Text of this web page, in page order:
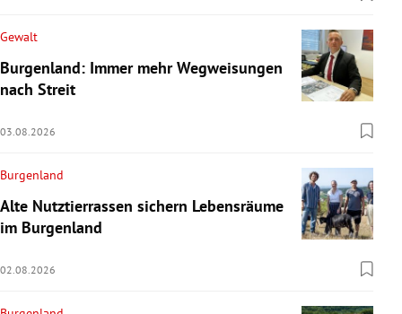
Gewalt
Burgenland: Immer mehr Wegweisungen
nach Streit
03.08.2026
Burgenland
Alte Nutztierrassen sichern Lebensräume
im Burgenland
02.08.2026